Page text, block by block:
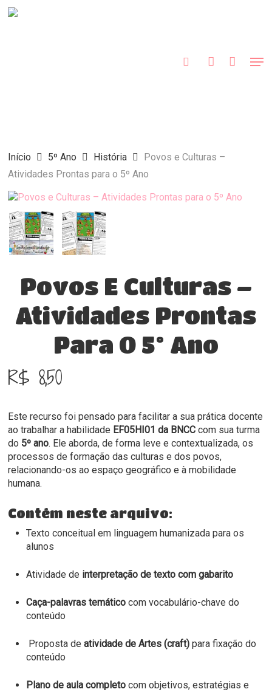
Skip
Início 5º Ano História
Povos e Culturas –
Atividades Prontas para o 5º Ano
Povos E Culturas –
Atividades Prontas
Para O 5º Ano
R$ 8,50
Este recurso foi pensado para facilitar a sua prática docente
ao trabalhar a habilidade EF05HI01 da BNCC com sua turma
do 5º ano. Ele aborda, de forma leve e contextualizada, os
processos de formação das culturas e dos povos,
relacionando-os ao espaço geográfico e à mobilidade
humana.
Contém neste arquivo:
Texto conceitual em linguagem humanizada para os
alunos
Atividade de interpretação de texto com gabarito
Caça-palavras temático com vocabulário-chave do
conteúdo
Proposta deatividade de Artes (craft) para fixação do
conteúdo
Plano de aula completo com objetivos, estratégias e